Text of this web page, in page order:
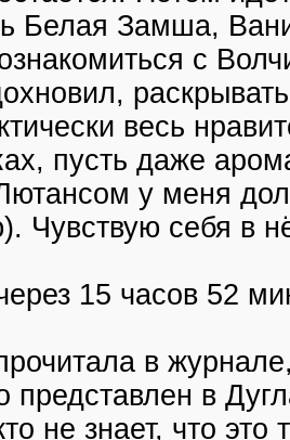
Белая Замша,
с
весь
пусть даже
у меня
Чувствую себя в
15 часов 52
в
представлен в
не знает, что это